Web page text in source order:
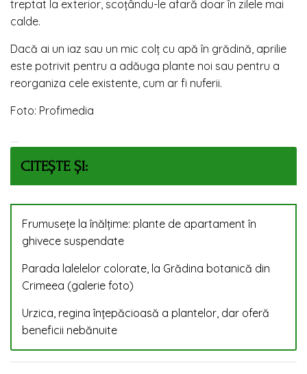
treptat la exterior, scoțându-le afară doar în zilele mai
calde.
Dacă ai un iaz sau un mic colț cu apă în grădină, aprilie
este potrivit pentru a adăuga plante noi sau pentru a
reorganiza cele existente, cum ar fi nuferii.
Foto: Profimedia
CITEȘTE ȘI:
Frumusețe la înălțime: plante de apartament în
ghivece suspendate
Parada lalelelor colorate, la Grădina botanică din
Crimeea (galerie foto)
Urzica, regina înțepăcioasă a plantelor, dar oferă
beneficii nebănuite